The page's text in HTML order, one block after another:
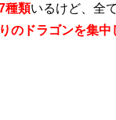
種類いるけど、全
のドラゴンを集